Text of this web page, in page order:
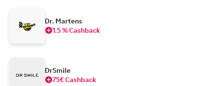
Dr. Martens
1.5 % Cashback
DrSmile
75€ Cashback